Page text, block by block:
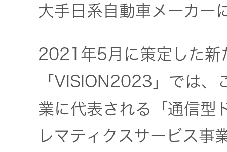
大手日系自動車メーカー
2021年5月に策定した新
「VISION2023」では、
業に代表される「通信型
レマティクスサービス事